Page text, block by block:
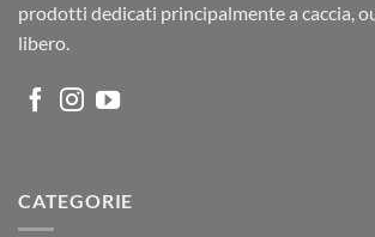
prodotti dedicati principalmente a caccia,
libero.
CATEGORIE